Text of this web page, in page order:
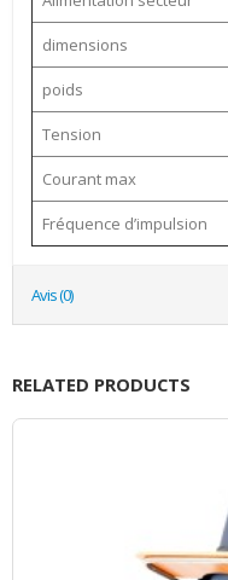
dimensions
poids
Tension
Courant max
Fréquence d’impulsion
Avis (0)
RELATED PRODUCTS